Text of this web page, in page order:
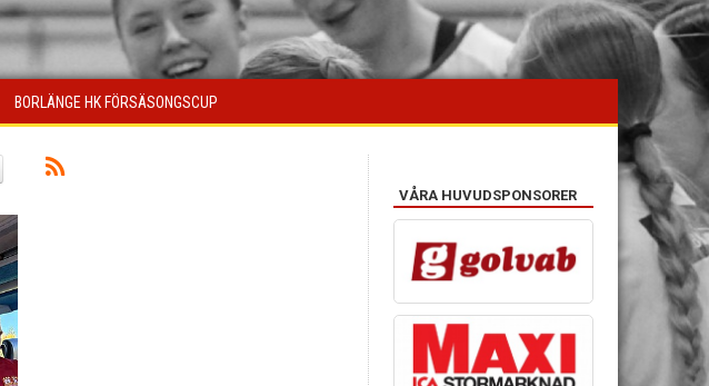
BORLÄNGE HK FÖRSÄSONGSCUP
VÅRA HUVUDSPONSORER